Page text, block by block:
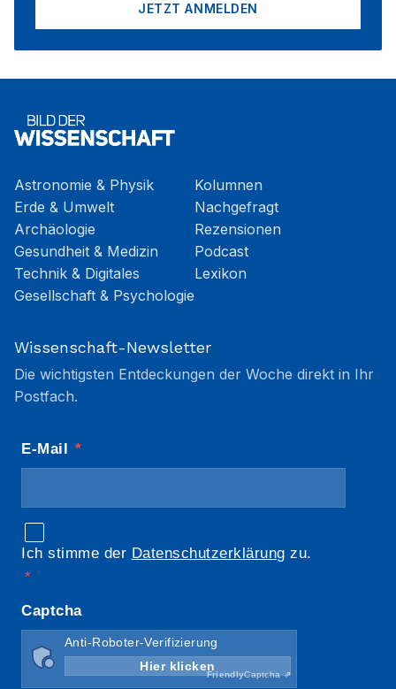
JETZT ANMELDEN
Astronomie & Physik
Erde & Umwelt
Archäologie
Gesundheit & Medizin
Technik & Digitales
Gesellschaft & Psychologie
Kolumnen
Nachgefragt
Rezensionen
Podcast
Lexikon
Wissenschaft-Newsletter
Die wichtigsten Entdeckungen der Woche direkt in Ihr
Postfach.